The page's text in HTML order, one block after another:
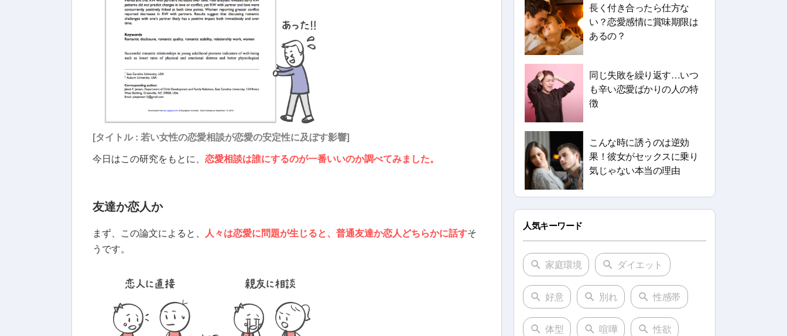
[タイトル : 若い女性の恋愛相談が恋愛の安定性に及ぼす影響]
今日はこの研究をもとに、 恋愛相談は誰にするのが一番いいのか調べてみました。
友達か恋人か
まず、この論文によると、 人々は恋愛に問題が生じると、普通友達か恋人どちらかに話すそ
うです。
長く付き合ったら仕方な
い？恋愛感情に賞味期限は
あるの？
同じ失敗を繰り返す…いつ
も辛い恋愛ばかりの人の特
徴
こんな時に誘うのは逆効
果！彼女がセックスに乗り
気じゃない本当の理由
人気キーワード
家庭環境 ダイエット
好意 別れ 性感帯
体型 喧嘩 性欲